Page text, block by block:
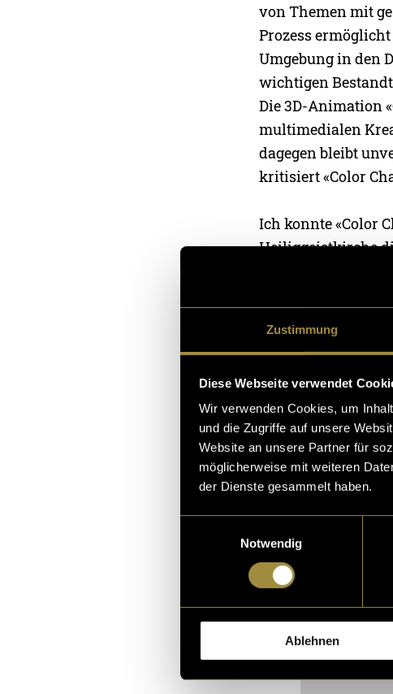
Zustimmung
Diese Webseite verwendet
Wir verwenden Cookies, um
und die Zugriffe auf unsere
Website an unsere Partner für
möglicherweise mit weiteren
der Dienste gesammelt haben.
Notwendig
Ablehnen
von Themen mit
Prozess
Umgebung in den
wichtigen
Die 3D-Animation
multimedialen
dagegen bleibt
kritisiert «Color
Ich konnte «Color
Heiliggeistkirche
Ausstellung
Events war die
mit den
präsentieren.
Nun lade ich dich
Bitte, dir dabei
nachzudenken.